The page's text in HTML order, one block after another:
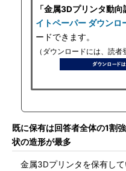
「金属3Dプリンタ動向
イトペーパー ダウンロ
ードできます。
（ダウンロードには、読者
既に保有は回答者全体の1割
状の造形が最多
金属3Dプリンタを保有して